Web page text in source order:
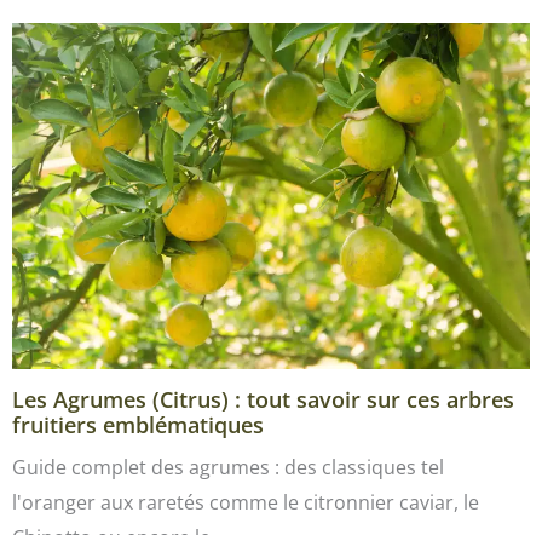
Les Agrumes (Citrus) : tout savoir sur ces arbres
fruitiers emblématiques
Guide complet des agrumes : des classiques tel
l'oranger aux raretés comme le citronnier caviar, le